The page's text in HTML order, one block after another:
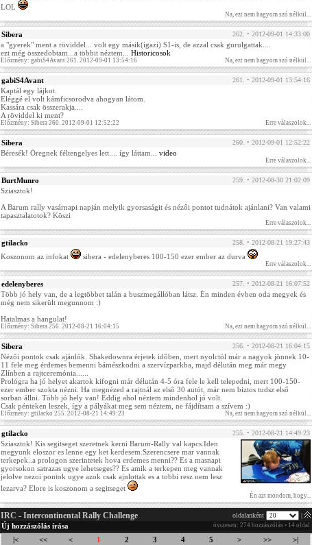
LOL
Na, ezt nem hagyom szó nélkül...
Sibera 262. • 2012-09-01 14:33:00
a "gyerek" ment a röviddel... volt egy másik(igazi) S1-is, de azzal csak gurulgattak....
ezt még összedobtam...a többit néztem... Historicosok
Előzmény: gabiS4Avant 261. 2012-09-01 13:54:16 Na, ezt nem hagyom szó nélkül...
gabiS4Avant 261. • 2012-09-01 13:54:16
Kaptál egy lájkot.
Eléggé el volt kámficsorodva ahogyan látom.
Kassára csak összerakja....
A röviddel ki ment?
Előzmény: Sibera 260. 2012-09-01 12:52:22 Erre válaszolok...
Sibera 260. • 2012-09-01 12:52:22
Béresék! Öregnek féltengelyes lett.... így láttam... video
Erre válaszolok...
BurtMunro 259. • 2012-08-30 21:02:09
Sziasztok!
A Barum rally vasárnapi napján melyik gyorsaságit és nézői pontot tudnátok ajánlani? Van valami
tapasztalatotok? Köszi
Erre válaszolok...
gtilacko 258. • 2012-08-21 19:27:43
Koszonom az infokat sibera - edelenyberes 100-150 ezer ember az durva
Erre válaszolok...
edelenyberes 257. • 2012-08-21 16:07:52
Több jó hely van, de a legtöbbet talán a buszmegállóban látsz. Én minden évben oda megyek és
még nem sikerült megunnom :)
Hatalmas a hangulat!
Előzmény: Sibera 256. 2012-08-21 16:04:15 Na, ezt nem hagyom szó nélkül...
Sibera 256. • 2012-08-21 16:04:15
Nézői pontok csak ajánlók. Shakedownra érjetek időben, mert nyolctól már a nagyok jönnek 10-
11 fele meg érdemes bemenni bámészkodni a szervízparkba, majd délután meg már megy
Zlínben a rajtceremónia......
Prológra ha jó helyet akartok kifogni már délután 4-5 óra fele le kell telepedni, mert 100-150-
ezer ember szokta nézni. Ha megnézed a rajtnál az első 30 autót, már nem biztos tudsz első
sorban állni. Több jó hely van! Eddig ahol néztem mindenhol jó volt.
Csak pénteken leszek, így a pályákat meg sem néztem, ne fájdítsam a szívem :)
Előzmény: gtilacko 255. 2012-08-21 14:49:23 Na, ezt nem hagyom szó nélkül...
gtilacko 255. • 2012-08-21 14:49:23
Sziasztok! Kis segitseget szeretnek kerni Barum-Rally val kapcs.Iden
megyunk eloszor es lenne egy ket kerdesem.Szerencsere mar vannak
terkepek..a prologon szerintetek hova erdemes menni?? Es a masnapi
gyorsokon satrazas ugye lehetseges?? Es amik a terkepen meg vannak
jelolve nezoi pontok ugye azok csak ajnlottak es a tobbi resz nem lesz
lezarva? Elore is koszonom a segitseget
Én azt mondom, hogy...
IRC - Intercontinental Rally Challenge oldalanként |
Új hozzászólás írása összesen: 274 hozzászólás • 14 oldal
|< << < 1 2 3 4 5 > >> >|